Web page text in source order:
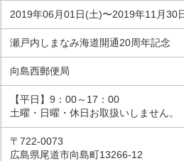
2019年06月01日(土)〜2019年11月30
瀬戸内しまなみ海道開通20周年記念
向島西郵便局
【平日】9：00～17：00
土曜・日曜・休日お取扱いしません。
〒722-0073
広島県尾道市向島町13266-12